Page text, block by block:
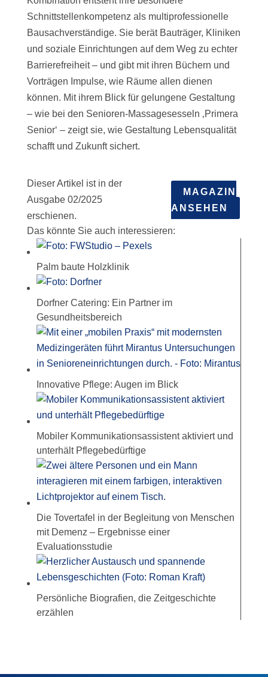
Schnittstellenkompetenz als multiprofessionelle
Bausachverständige. Sie berät Bauträger, Kliniken
und soziale Einrichtungen auf dem Weg zu echter
Barrierefreiheit – und gibt mit ihren Büchern und
Vorträgen Impulse, wie Räume allen dienen
können. Mit ihrem Blick für gelungene Gestaltung
– wie bei den Senioren-Massagesesseln ‚Primera
Senior‘ – zeigt sie, wie Gestaltung Lebensqualität
schafft und Zukunft sichert.
Dieser Artikel ist in der
Ausgabe 02/2025
erschienen.
MAGAZIN
ANSEHEN
Das könnte Sie auch interessieren:
Palm baute Holzklinik
Dorfner Catering: Ein Partner im
Gesundheitsbereich
Innovative Pflege: Augen im Blick
Mobiler Kommunikationsassistent aktiviert und
unterhält Pflegebedürftige
Die Tovertafel in der Begleitung von Menschen
mit Demenz – Ergebnisse einer
Evaluationsstudie
Persönliche Biografien, die Zeitgeschichte
erzählen